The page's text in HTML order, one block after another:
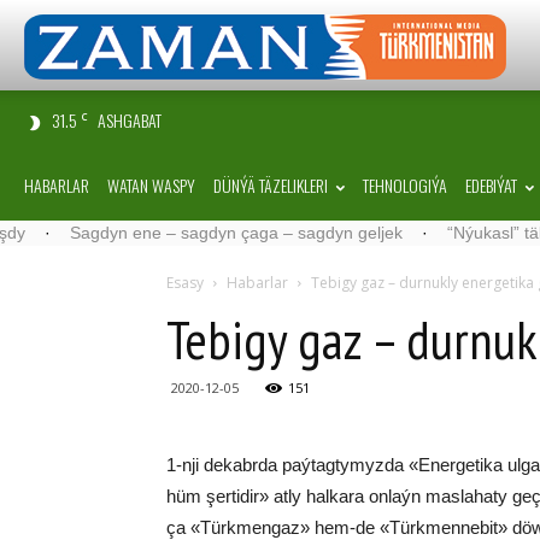
31.5 C ASHGABAT
HABARLAR WATAN WASPY DÜNÝÄ TÄZELIKLERI TEHNOLOGIÝA EDEBIÝAT
Sagdyn ene – sagdyn çaga – sagdyn geljek · “Nýukasl” tälimçisini
Esasy Habarlar Te­bi­gy gaz – dur­nuk­ly
Te­bi­gy gaz –
2020-12-05 151
1-nji de­kabr­da paý­tag­ty­myz­da «Ener­ge­ti­ka
hüm şer­ti­dir» at­ly hal­ka­ra on­laýn mas­la­ha­ty
ça «Türk­men­gaz» hem-de «Türk­men­ne­bit»